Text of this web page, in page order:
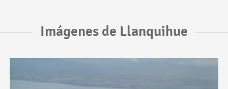
Imágenes de Llanquihue